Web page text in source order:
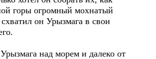
горы огромный мохнатый
он Урызмага в свои
над морем и далеко от